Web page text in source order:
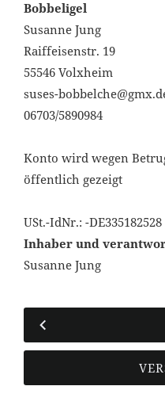
Bobbeligel
Susanne Jung
Raiffeisenstr. 19
55546 Volxheim
suses-
06703/5890984
Konto wird wegen
öffentlich gezeigt
USt.-IdNr.: -DE335182528
Inhaber und
Susanne Jung